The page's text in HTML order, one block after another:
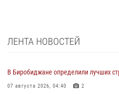
ЛЕНТА НОВОСТЕЙ
В Биробиджане определили лучших
07 августа 2026, 04:40 2